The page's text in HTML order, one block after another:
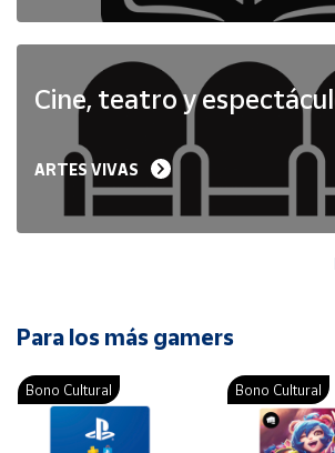
Cine, teatro y
ARTES VIVAS
Para los más gamers
Bono Cultural Bono Cultural